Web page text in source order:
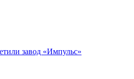
завод «Импульс»